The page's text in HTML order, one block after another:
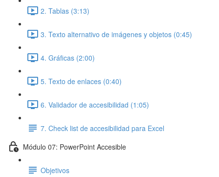
2. Tablas (3:13)
3. Texto alternativo de imágenes y objetos (0:45)
4. Gráficas (2:00)
5. Texto de enlaces (0:40)
6. Validador de accesibilidad (1:05)
7. Check list de accesibilidad para Excel
Módulo 07: PowerPoint Accesible
Objetivos